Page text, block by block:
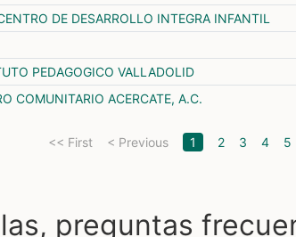
DE DESARROLLO INTEGRA INFANTIL
PEDAGOGICO VALLADOLID
COMUNITARIO ACERCATE, A.C.
<< First < Previous 1 (current)
2 3 4 5
preguntas